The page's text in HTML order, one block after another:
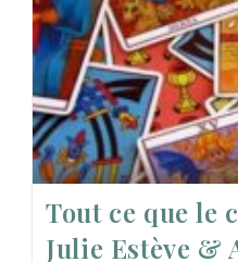
Tout ce que le
Julie Estève &